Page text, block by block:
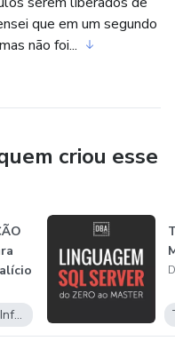
que em um segundo
não foi...
criou esse
Tecnologia da Informação